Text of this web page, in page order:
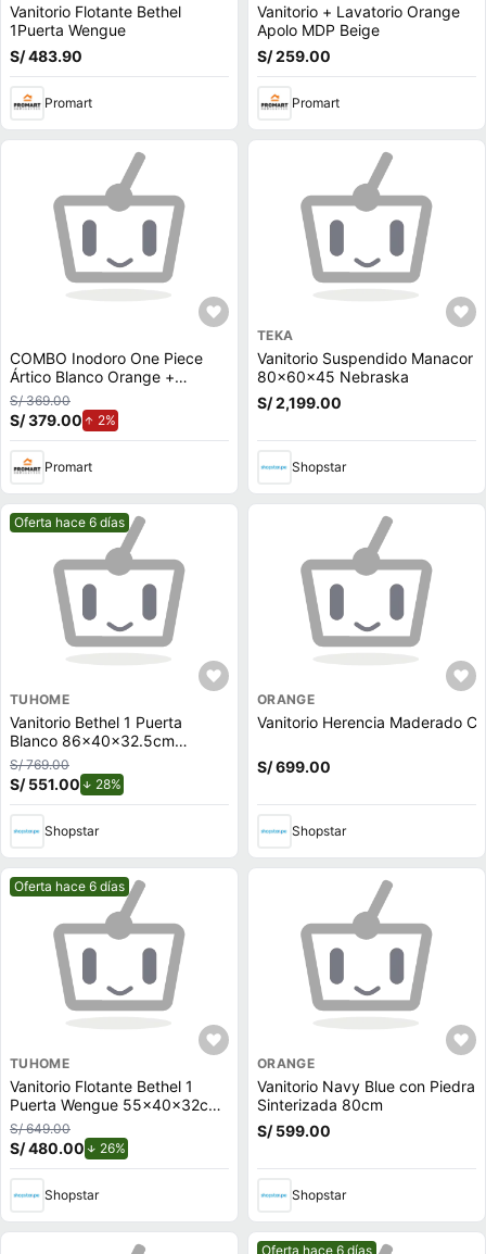
Vanitorio Flotante Bethel
1Puerta Wengue
S/ 483.90
Promart
Vanitorio + Lavatorio Orange
Apolo MDP Beige
S/ 259.00
Promart
COMBO Inodoro One Piece
Ártico Blanco Orange +
Vanitorio Turín + Espejo
Orange
S/ 369.00
S/ 379.00 2%
Promart
TEKA
Vanitorio Suspendido Manacor
80x60x45 Nebraska
S/ 2,199.00
Shopstar
Mejor precio.
Oferta hace 6 días
TUHOME
Vanitorio Bethel 1 Puerta
Blanco 86x40x32.5cm
Tuhome
S/ 769.00
S/ 551.00 28%
Shopstar
ORANGE
Vanitorio Herencia Maderado
S/ 699.00
Shopstar
Mejor precio.
Oferta hace 6 días
TUHOME
Vanitorio Flotante Bethel 1
Puerta Wengue 55x40x32cm
Tuhome
S/ 649.00
S/ 480.00 26%
Shopstar
ORANGE
Vanitorio Navy Blue con Piedra
Sinterizada 80cm
S/ 599.00
Shopstar
Mejor precio.
Oferta hace 6 días